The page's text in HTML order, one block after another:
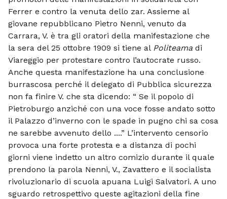
Ferrer e contro la venuta dello zar. Assieme al
giovane repubblicano Pietro Nenni, venuto da
Carrara, V. è tra gli oratori della manifestazione che
la sera del 25 ottobre 1909 si tiene al Politeama di
Viareggio per protestare contro l’autocrate russo.
Anche questa manifestazione ha una conclusione
burrascosa perché il delegato di Pubblica sicurezza
non fa finire V. che sta dicendo: “ Se il popolo di
Pietroburgo anziché con una voce fosse andato sotto
il Palazzo d’inverno con le spade in pugno chi sa cosa
ne sarebbe avvenuto dello ....” L’intervento censorio
provoca una forte protesta e a distanza di pochi
giorni viene indetto un altro comizio durante il quale
prendono la parola Nenni, V., Zavattero e il socialista
rivoluzionario di scuola apuana Luigi Salvatori. A uno
sguardo retrospettivo queste agitazioni della fine